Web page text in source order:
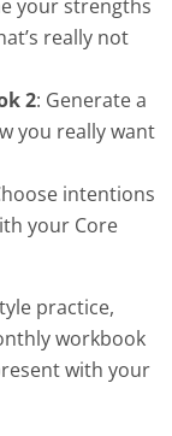
your strengths
really not
2: Generate a
you really want
intentions
your Core
practice,
workbook
with your